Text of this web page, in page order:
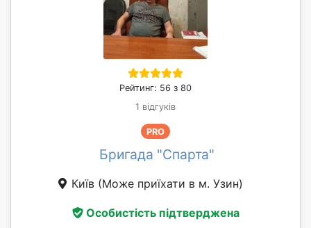
Рейтинг: 56 з 80
1 відгуків
PRO
Бригада "Спарта"
Київ (Може приїхати в м. Узин)
Особистість підтверджена